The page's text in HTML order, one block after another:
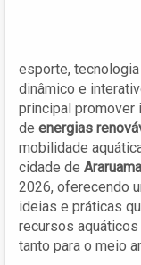
esporte,
dinâmico e
principal promover
de energias
mobilidade
cidade de Araruama
2026, oferecendo
ideias e práticas
recursos
tanto para o meio